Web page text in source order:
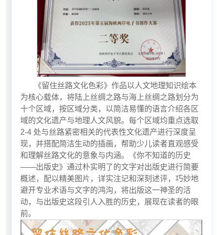
《留住丝路文化色彩》作品以人文地理知识绘本
为核心载体，将陆上丝绸之路与海上丝绸之路划分为
十个区域，按区域分类，以简洁易懂的语言介绍各区
域的文化遗产与地理人文风貌。每个区域均重点选取
2-4 处与丝路紧密相关的代表性文化遗产进行深度呈
现，并搭配简洁生动的插画，帮助少儿读者直观感受
和理解丝路文化的意象与内涵。《你不知道的历史
——出版史》通过朴实明了的文字对出版史进行简要
概述，配以精美图片，详实注记和深刻述评，巧妙地
避开专业术语与文字的鸿沟，将出版这一神圣的活
动，与出版史这段引人入胜的历史，展现在读者的眼
前。